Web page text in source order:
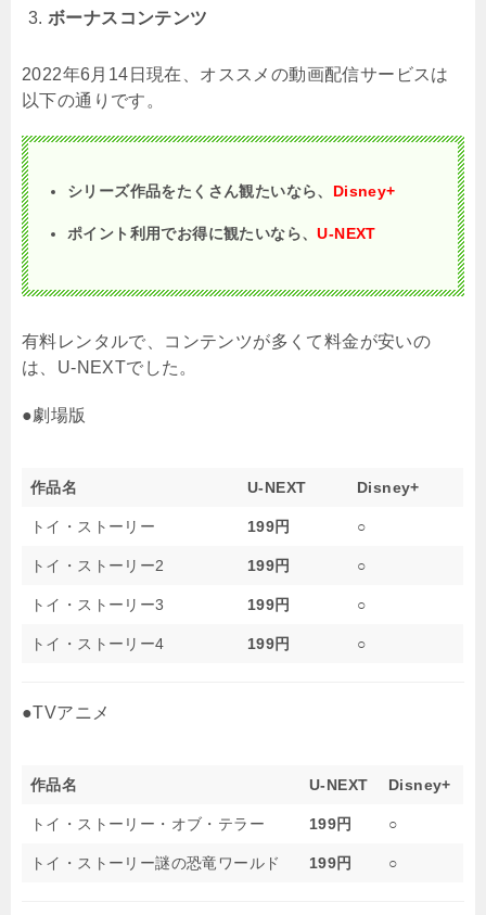
ボーナスコンテンツ
2022年6月14日現在、オススメの動画配信サービスは
以下の通りです。
シリーズ作品をたくさん観たいなら、 Disney+
ポイント利用でお得に観たいなら、U-NEXT
有料レンタルで、コンテンツが多くて料金が安いの
は、U-NEXTでした。
●劇場版
作品名 U-NEXT Disney+
トイ・ストーリー 199円 ○
トイ・ストーリー2 199円 ○
トイ・ストーリー3 199円 ○
トイ・ストーリー4 199円 ○
●TVアニメ
作品名 U-NEXT Disney+
トイ・ストーリー・オブ・テラー 199円 ○
トイ・ストーリー謎の恐竜ワールド 199円 ○